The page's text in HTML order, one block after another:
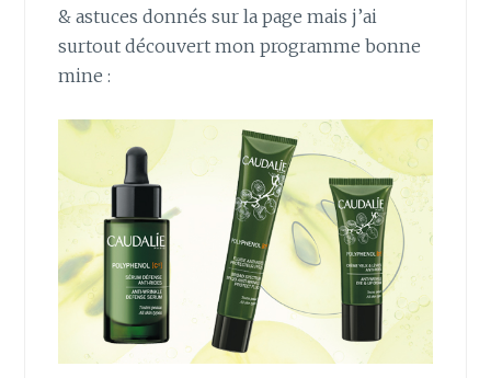
& astuces donnés sur la page mais j’ai
surtout découvert mon programme bonne
mine :